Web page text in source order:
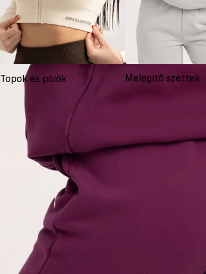
Topok és pólók Melegítő szettek